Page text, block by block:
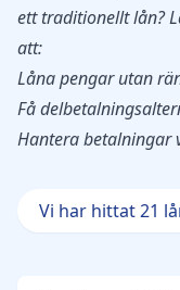
ett traditionellt lån?
att:
Låna pengar utan
Få
Hantera betalningar
Vi har hittat 21